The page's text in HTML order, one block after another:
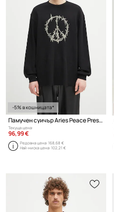
-5% в кошницата*
Памучен суичър Aries Peace Press Gothic Waffle LS Tee
Текуща цена:
96,99 €
Редовна цена:168,68 €
Най-ниска цена:102,21 €